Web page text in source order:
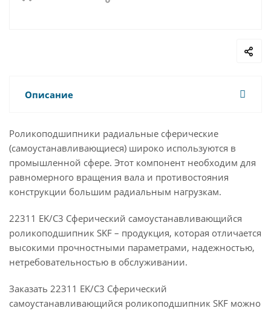
Описание
Роликоподшипники радиальные сферические
(самоустанавливающиеся) широко используются в
промышленной сфере. Этот компонент необходим для
равномерного вращения вала и противостояния
конструкции большим радиальным нагрузкам.
22311 EK/C3 Сферический самоустанавливающийся
роликоподшипник SKF – продукция, которая отличается
высокими прочностными параметрами, надежностью,
нетребовательностью в обслуживании.
Заказать 22311 EK/C3 Сферический
самоустанавливающийся роликоподшипник SKF можно